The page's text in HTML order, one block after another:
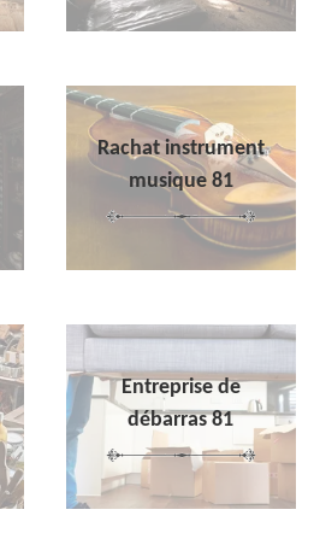
Rachat instrument
musique 81
Entreprise de
débarras 81